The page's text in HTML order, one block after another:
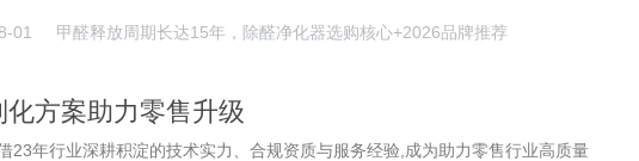
01 甲醛释放周期长达15年，除醛净化器选购核心+2026品牌推荐
方案助力零售升级
23年行业深耕积淀的技术实力、合规资质与服务经验,成为助力零售行业高质量